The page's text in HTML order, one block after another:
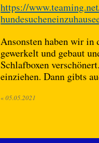
https://
Ansonsten haben wir in
gewerkelt und gebaut
Schlafboxen
einziehen. Dann gibts
« 05.05.2021